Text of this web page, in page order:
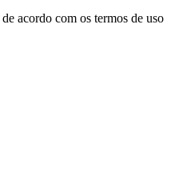
acordo com os termos de uso